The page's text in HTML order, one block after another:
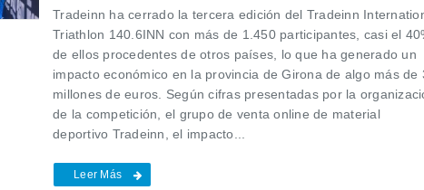
Tradeinn ha cerrado la tercera edición del Tradeinn
Triathlon 140.6INN con más de 1.450 participantes, casi el
de ellos procedentes de otros países, lo que ha generado un
impacto económico en la provincia de Girona de algo más de
millones de euros. Según cifras presentadas por la
de la competición, el grupo de venta online de material
deportivo Tradeinn, el impacto...
Leer Más